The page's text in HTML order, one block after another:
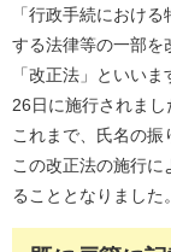
「行政手続におけ
する法律等の一部を
「改正法」といい
26日に施行されまし
これまで、氏名の振
この改正法の施行
ることとなりました。